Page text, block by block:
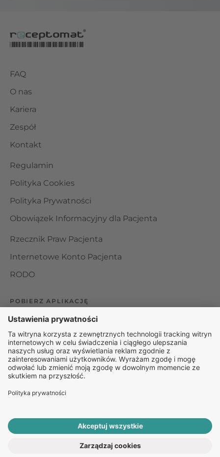
ROZPOCZNIJ E-KONSULTACJĘ
FAQ
O nas
Kariera
Zespół
Kontakt
Regulamin
Polityka Cookies
Polityka Prywatności
Obowiązek Informacyjny dla Pacjenta
Rzecznik Praw Pacjenta
Internetowe Konto Pacjenta
RODO
POBIERZ APLIKACJĘ
Organizator udzielania świadczeń telemedycznych jest
podmiotem leczniczym w rozumieniu ustawy z dnia 15
kwietnia 2011 roku o działalności leczniczej, wpisanym do
rejestru podmiotów wykonujących działalność leczniczą pod
numerem: 000000229172.